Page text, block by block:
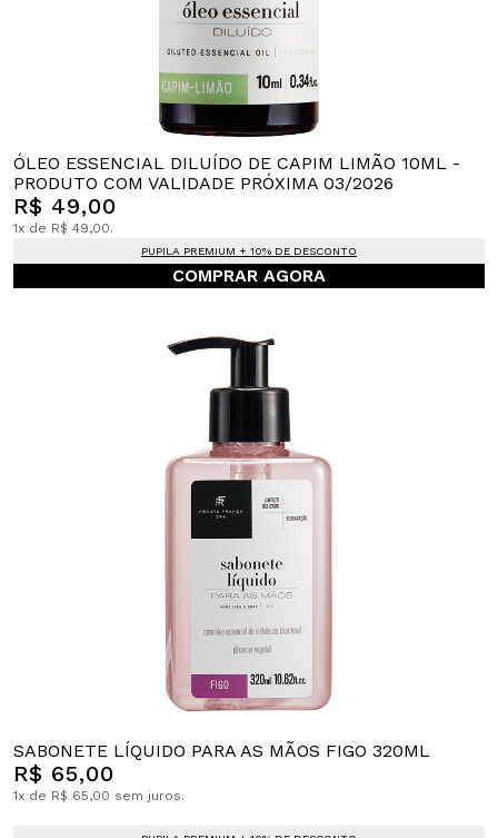
ÓLEO ESSENCIAL DILUÍDO DE CAPIM LIMÃO 10ML -
PRODUTO COM VALIDADE PRÓXIMA 03/2026
R$ 49,00
1x de R$ 49,00.
PUPILA PREMIUM + 10% DE DESCONTO
COMPRAR AGORA
SABONETE LÍQUIDO PARA AS MÃOS FIGO 320ML
R$ 65,00
1x de R$ 65,00 sem juros.